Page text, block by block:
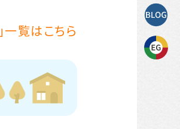
一覧はこちら